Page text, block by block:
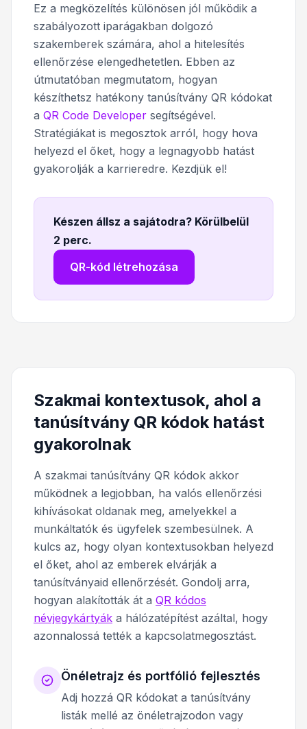
Ez a megközelítés különösen jól működik a
szabályozott iparágakban dolgozó
szakemberek számára, ahol a hitelesítés
ellenőrzése elengedhetetlen. Ebben az
útmutatóban megmutatom, hogyan
készíthetsz hatékony tanúsítvány QR kódokat
a QR Code Developer segítségével.
Stratégiákat is megosztok arról, hogy hova
helyezd el őket, hogy a legnagyobb hatást
gyakorolják a karrieredre. Kezdjük el!
Készen állsz a sajátodra? Körülbelül
2 perc.
QR-kód létrehozása
Szakmai kontextusok, ahol a
tanúsítvány QR kódok hatást
gyakorolnak
A szakmai tanúsítvány QR kódok akkor
működnek a legjobban, ha valós ellenőrzési
kihívásokat oldanak meg, amelyekkel a
munkáltatók és ügyfelek szembesülnek. A
kulcs az, hogy olyan kontextusokban helyezd
el őket, ahol az emberek elvárják a
tanúsítványaid ellenőrzését. Gondolj arra,
hogyan alakították át a QR kódos
névjegykártyák a hálózatépítést azáltal, hogy
azonnalossá tették a kapcsolatmegosztást.
Önéletrajz és portfólió fejlesztés
Adj hozzá QR kódokat a tanúsítvány
listák mellé az önéletrajzodon vagy